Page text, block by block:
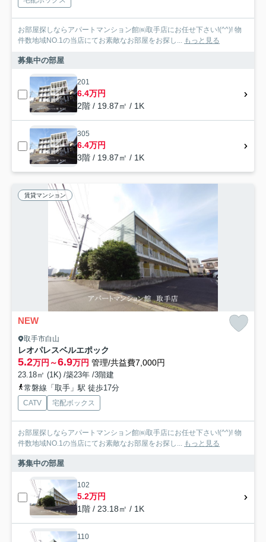
お部屋探しならアパートマンション館㈱取手店にお任せ下さい!(^^)! 物
件数地域NO.1の当店にてお素敵なお部屋をお探し... もっと見る
募集中の部屋
201
6.4万円
2階 / 19.87㎡ / 1K
305
6.4万円
3階 / 19.87㎡ / 1K
賃貸マンション
NEW
取手市白山
レオパレスベルエポック
5.2万円～6.9万円 管理/共益費7,000円
23.18㎡ (1K) /築23年 /3階建
常磐線「取手」駅 徒歩17分
CATV 宅配ボックス
お部屋探しならアパートマンション館㈱取手店にお任せ下さい!(^^)! 物
件数地域NO.1の当店にてお素敵なお部屋をお探し... もっと見る
募集中の部屋
102
5.2万円
1階 / 23.18㎡ / 1K
110